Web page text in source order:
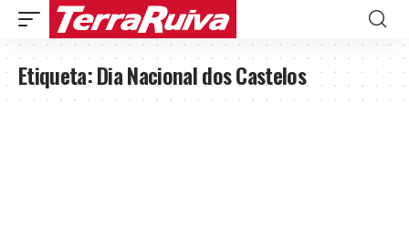
Etiqueta:Dia Nacional dos Castelos